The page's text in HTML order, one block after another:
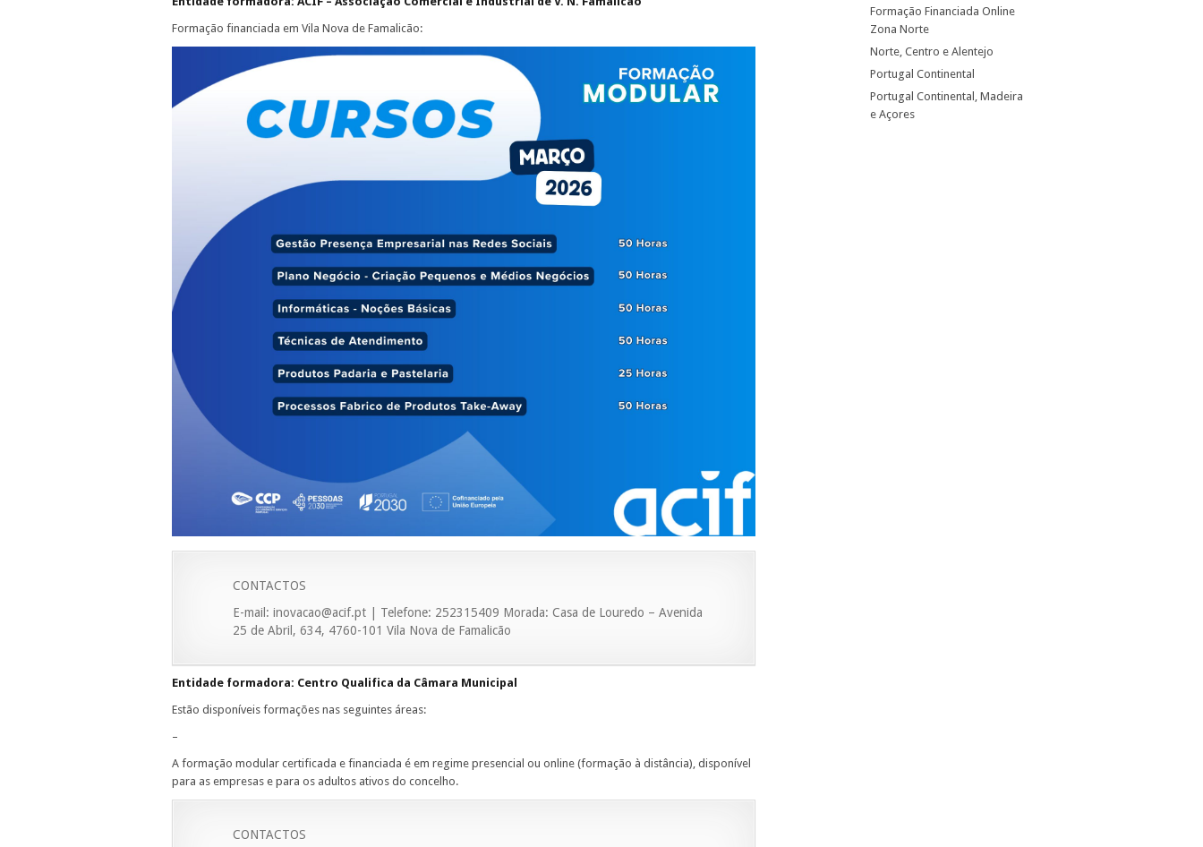
Formação financiada em Vila Nova de Famalicão:
CONTACTOS
E-mail: inovacao@acif.pt | Telefone: 252315409 Morada: Casa de Louredo – Avenida
25 de Abril, 634, 4760-101 Vila Nova de Famalicão
Entidade formadora: Centro Qualifica da Câmara Municipal
Estão disponíveis formações nas seguintes áreas:
–
A formação modular certificada e financiada é em regime presencial ou online (formação à distância), disponível
para as empresas e para os adultos ativos do concelho.
CONTACTOS
Formação Financiada Online
Zona Norte
Norte, Centro e Alentejo
Portugal Continental
Portugal Continental, Madeira
e Açores